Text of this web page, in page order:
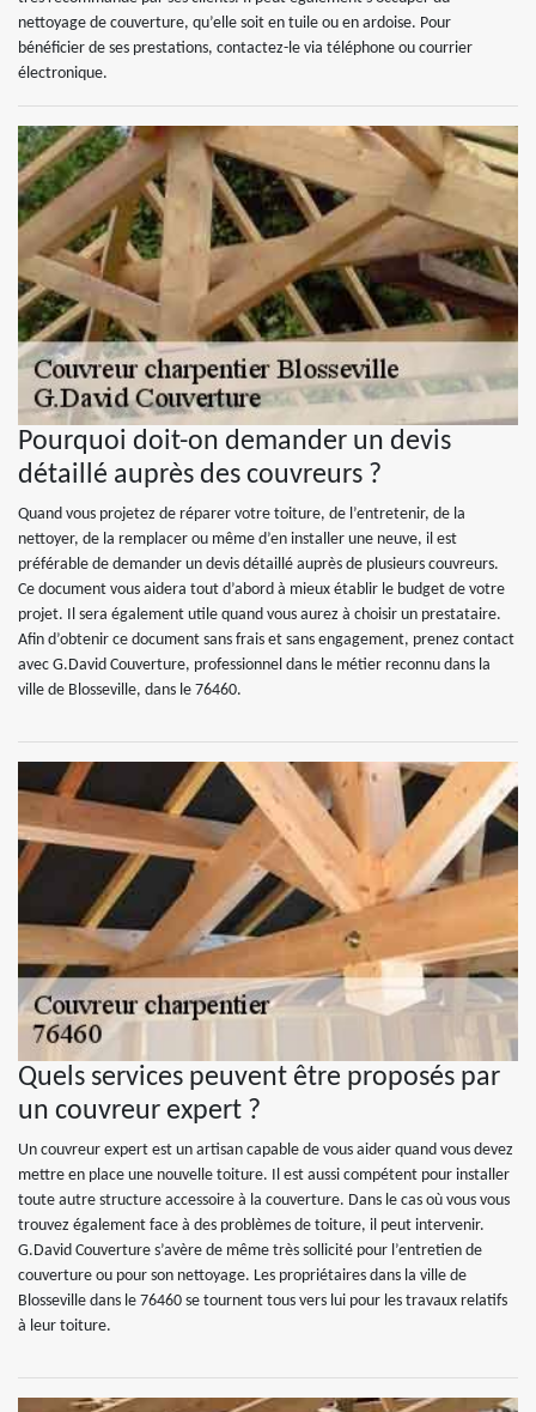
nettoyage de couverture, qu’elle soit en tuile ou en ardoise. Pour
bénéficier de ses prestations, contactez-le via téléphone ou courrier
électronique.
Pourquoi doit-on demander un devis
détaillé auprès des couvreurs ?
Quand vous projetez de réparer votre toiture, de l’entretenir, de la
nettoyer, de la remplacer ou même d’en installer une neuve, il est
préférable de demander un devis détaillé auprès de plusieurs couvreurs.
Ce document vous aidera tout d’abord à mieux établir le budget de votre
projet. Il sera également utile quand vous aurez à choisir un prestataire.
Afin d’obtenir ce document sans frais et sans engagement, prenez contact
avec G.David Couverture, professionnel dans le métier reconnu dans la
ville de Blosseville, dans le 76460.
Quels services peuvent être proposés par
un couvreur expert ?
Un couvreur expert est un artisan capable de vous aider quand vous devez
mettre en place une nouvelle toiture. Il est aussi compétent pour installer
toute autre structure accessoire à la couverture. Dans le cas où vous vous
trouvez également face à des problèmes de toiture, il peut intervenir.
G.David Couverture s’avère de même très sollicité pour l’entretien de
couverture ou pour son nettoyage. Les propriétaires dans la ville de
Blosseville dans le 76460 se tournent tous vers lui pour les travaux relatifs
à leur toiture.